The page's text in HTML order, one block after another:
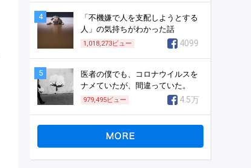
4
「不機嫌で人を支配しようとする
人」の気持ちがわかった話
1,018,273ビュー 4099
5
医者の僕でも、コロナウイルスを
ナメていたが、間違っていた。
979,495ビュー 4.5万